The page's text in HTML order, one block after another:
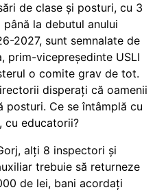
de clase și posturi, cu 3
până la debutul anului
2027, sunt semnalate de
prim-vicepreședinte USLI
o comite grav de tot.
disperați că oamenii
posturi. Ce se întâmplă cu
cu educatorii?
alți 8 inspectori și
trebuie să returneze
de lei, bani acordați